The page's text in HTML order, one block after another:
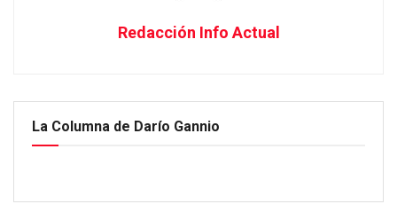
Redacción Info Actual
La Columna de Darío Gannio